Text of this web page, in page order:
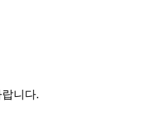
니다.